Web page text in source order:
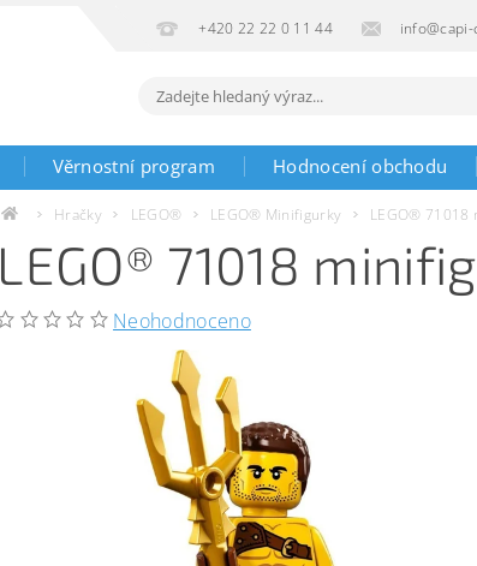
+420 22 22 0 11 44 info@capi-
Věrnostní program Hodnocení obchodu
Hračky LEGO® LEGO® Minifigurky LEGO® 71018
LEGO® 71018
Neohodnoceno